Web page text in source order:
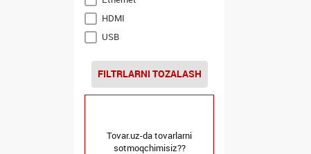
HDMI
USB
FILTRLARNI TOZALASH
Tovar.uz-da tovarlarni
sotmoqchimisiz??